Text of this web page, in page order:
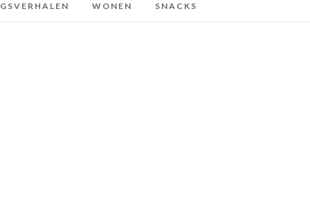
WONEN SNACKS